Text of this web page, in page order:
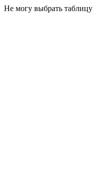
Не могу выбрать таблицу